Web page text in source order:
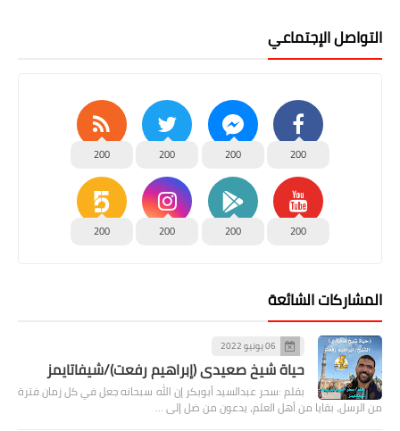
التواصل الإجتماعي
200
200
200
200
200
200
200
200
المشاركات الشائعة
06 يونيو 2022
حياة شيخ صعيدى (إبراهيم رفعت)/شيفاتايمز
بقلم :سحر عبدالسيد أبوبكر إن الله سبحانه جعل في كل زمان فترة
من الرسل، بقايا من أهل العلم، يدعون من ضل إلى …